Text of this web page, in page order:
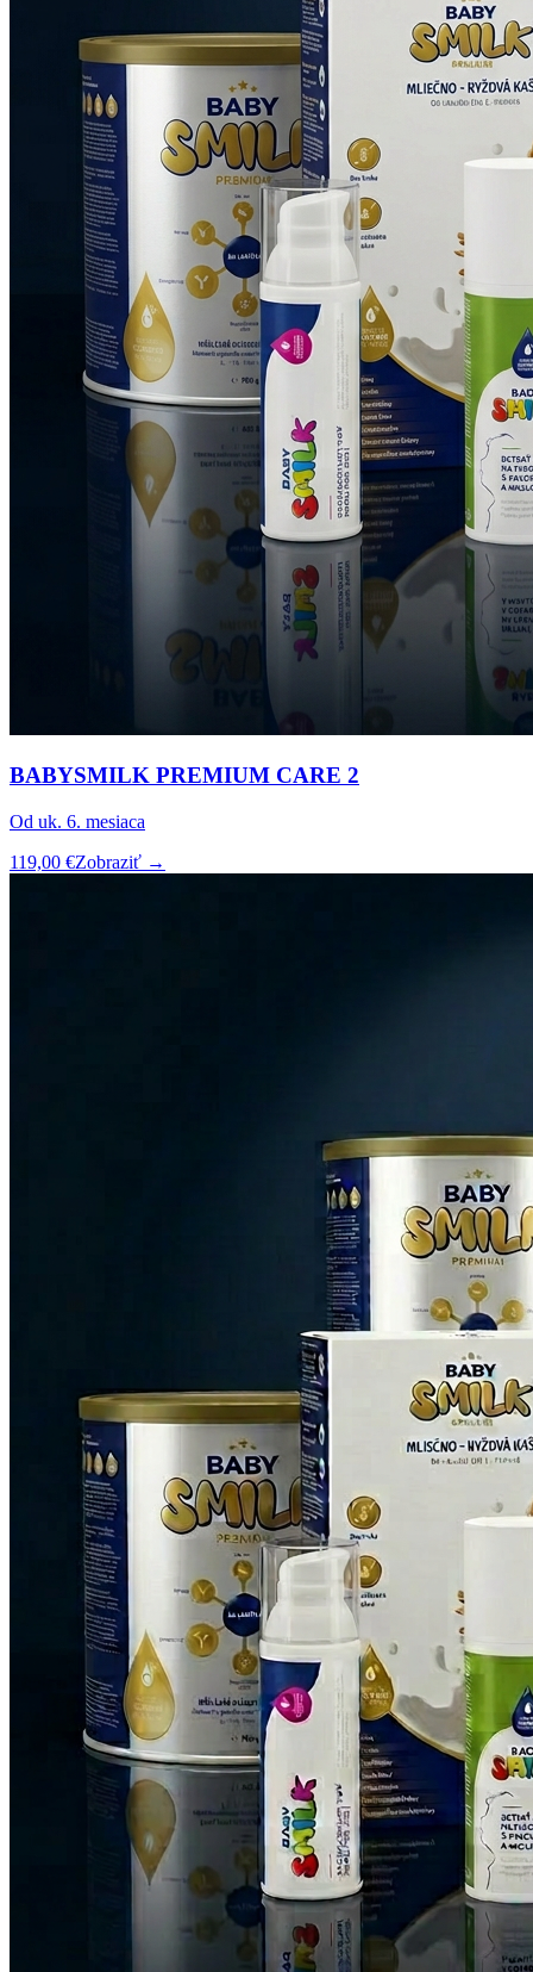
BABYSMILK PREMIUM CARE 2
Od uk. 6. mesiaca
119,00 €Zobraziť →